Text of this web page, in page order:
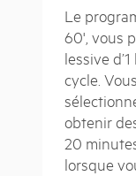
Le
60', vous
lessive
cycle.
obtenir
20
lorsque